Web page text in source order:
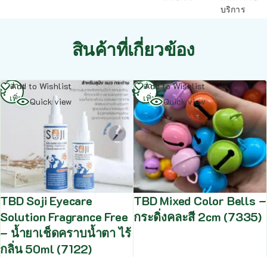
บริการ
สินค้าที่เกี่ยวข้อง
Add to Wishlist
Quick view
TBD Soji Eyecare
Solution Fragrance Free
– น้ำยาเช็ดคราบน้ำตา ไร้
กลิ่น 50ml (7122)
อ่าน
เพิ่ม
Add to Wishlist
Quick view
TBD Mixed Color Bells –
กระดิ่งคละสี 2cm (7335)
อ่าน
เพิ่ม